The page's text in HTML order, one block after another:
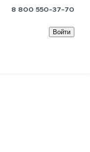
8 800 550-37-70
Войти